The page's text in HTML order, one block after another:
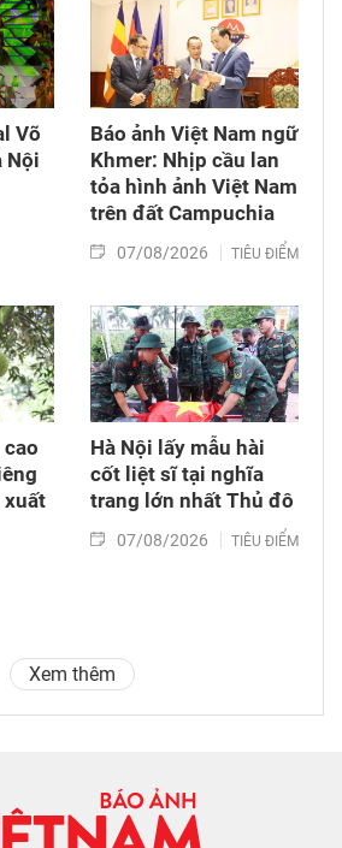
Võ
Nội
Báo ảnh Việt Nam ngữ
Khmer: Nhịp cầu lan
tỏa hình ảnh Việt Nam
trên đất Campuchia
07/08/2026 TIÊU ĐIỂM
xuất
Hà Nội lấy mẫu hài
cốt liệt sĩ tại nghĩa
trang lớn nhất Thủ đô
07/08/2026 TIÊU ĐIỂM
Xem thêm